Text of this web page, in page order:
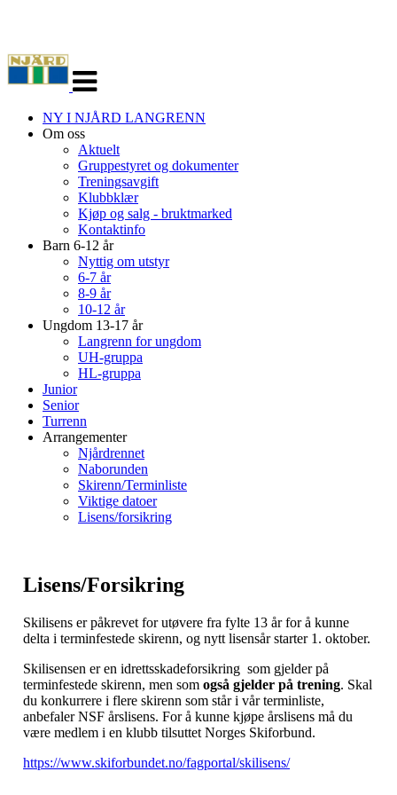
navigasjon
NY I NJÅRD LANGRENN
Om oss
Aktuelt
Gruppestyret og dokumenter
Treningsavgift
Klubbklær
Kjøp og salg - bruktmarked
Kontaktinfo
Barn 6-12 år
Nyttig om utstyr
6-7 år
8-9 år
10-12 år
Ungdom 13-17 år
Langrenn for ungdom
UH-gruppa
HL-gruppa
Junior
Senior
Turrenn
Arrangementer
Njårdrennet
Naborunden
Skirenn/Terminliste
Viktige datoer
Lisens/forsikring
Lisens/Forsikring
Skilisens er påkrevet for utøvere fra fylte 13 år for å kunne
delta i terminfestede skirenn, og nytt lisensår starter 1. oktober.
Skilisensen er en idrettsskadeforsikring som gjelder på
terminfestede skirenn, men som også gjelder på trening. Skal
du konkurrere i flere skirenn som står i vår terminliste,
anbefaler NSF årslisens. For å kunne kjøpe årslisens må du
være medlem i en klubb tilsuttet Norges Skiforbund.
https://www.skiforbundet.no/fagportal/skilisens/